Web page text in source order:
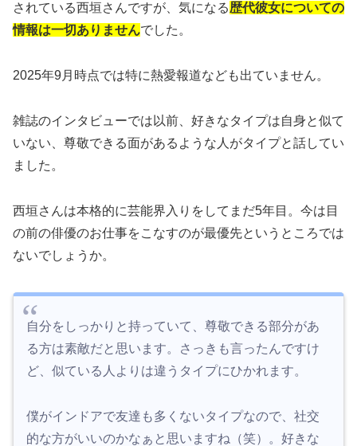
されている西垣さんですが、気になる歴代彼女についての
情報は一切ありませんでした。
2025年9月時点では特に熱愛報道なども出ていません。
雑誌のインタビューでは以前、好きなタイプは自身と似て
いない、尊敬できる面があるような人がタイプと話してい
ました。
西垣さんは本格的に芸能界入りをしてまだ5年目。今は目
の前の俳優のお仕事をこなすのが最優先というところでは
ないでしょうか。
自分をしっかりと持っていて、尊敬できる部分があ
る方は素敵だと思います。さっきも言ったんですけ
ど、似ている人よりは違うタイプにひかれます。
僕がインドアで友達も多くないタイプなので、社交
的な方がいいのかなぁと思いますね（笑）。好きな